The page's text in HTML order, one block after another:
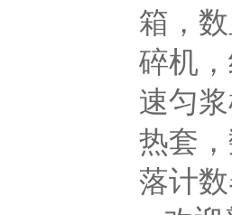
箱，
碎机
速匀
热套
落计